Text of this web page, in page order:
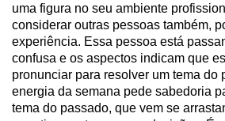
uma figura no seu ambiente
considerar outras pessoas também,
experiência. Essa pessoa está
confusa e os aspectos indicam que
pronunciar para resolver um tema do
energia da semana pede sabedoria
tema do passado, que vem se